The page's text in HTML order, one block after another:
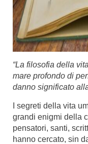
“La filosofia della
mare profondo di
danno significato
I segreti della vita
grandi enigmi della
pensatori, santi,
hanno cercato, sin